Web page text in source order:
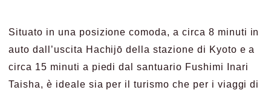
Situato in una posizione comoda, a circa 8 minuti in
auto dall’uscita Hachijō della stazione di Kyoto e a
circa 15 minuti a piedi dal santuario Fushimi Inari
Taisha, è ideale sia per il turismo che per i viaggi di